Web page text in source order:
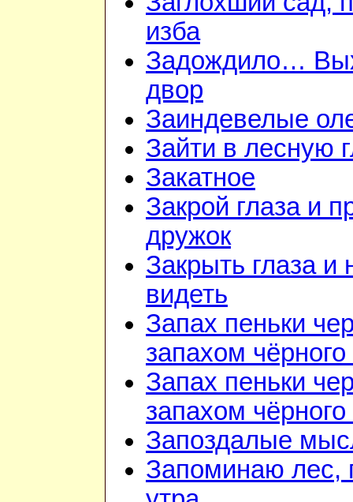
изба
Задождило…
двор
Заиндевелые
Зайти в лесную
Закатное
Закрой глаза и
дружок
Закрыть глаза и
видеть
Запах пеньки
запахом
Запах пеньки
запахом
Запоздалые
Запоминаю лес,